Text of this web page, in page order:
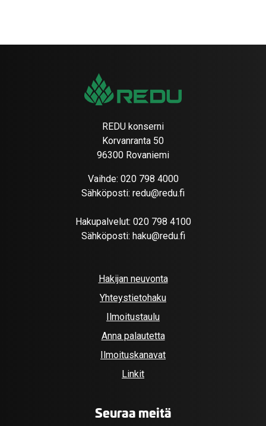
REDU konserni
Korvanranta 50
96300 Rovaniemi
Vaihde: 020 798 4000
Sähköposti: redu@redu.fi
Hakupalvelut: 020 798 4100
Sähköposti: haku@redu.fi
Hakijan neuvonta
Yhteystietohaku
Ilmoitustaulu
Anna palautetta
Ilmoituskanavat
Linkit
Seuraa meitä